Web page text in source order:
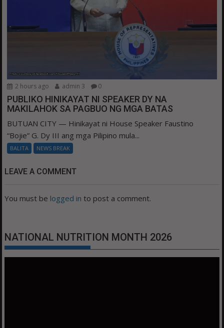
2 hours ago admin 3 0
PUBLIKO HINIKAYAT NI SPEAKER DY NA
MAKILAHOK SA PAGBUO NG MGA BATAS
BUTUAN CITY — Hinikayat ni House Speaker Faustino
“Bojie” G. Dy III ang mga Pilipino mula...
BALITA NEWS BREAK
LEAVE A COMMENT
You must be logged in to post a comment.
NATIONAL NUTRITION MONTH 2026